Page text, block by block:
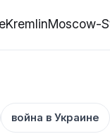
война в Украине